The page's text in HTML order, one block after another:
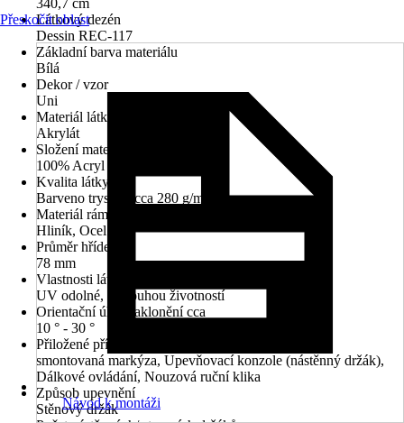
340,7 cm
Látkový dezén
Dessin REC-117
Základní barva materiálu
Bílá
Dekor / vzor
Uni
Materiál látky
Akrylát
Složení materiálu
100% Acryl
Kvalita látky
Barveno tryskou cca 280 g/m²
Materiál rámu
Hliník, Ocel
Průměr hřídele
78 mm
Vlastnosti látky
UV odolné, S dlouhou životností
Orientační úhel naklonění cca
10 ° - 30 °
Přiložené příslušenství
smontovaná markýza, Upevňovací konzole (nástěnný držák),
Dálkové ovládání, Nouzová ruční klika
Způsob upevnění
Stěnový držák
Přeskočit oblast
Návod k montáži